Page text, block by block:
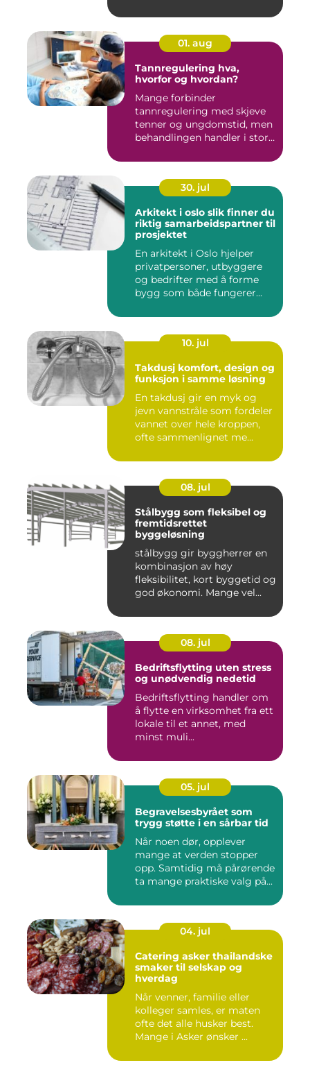
01. aug
Tannregulering hva,
hvorfor og hvordan?
Mange forbinder
tannregulering med skjeve
tenner og ungdomstid, men
behandlingen handler i stor
30. jul
Arkitekt i oslo slik finner du
riktig samarbeidspartner til
prosjektet
En arkitekt i Oslo hjelper
privatpersoner, utbyggere
og bedrifter med å forme
bygg som både fungerer...
10. jul
Takdusj komfort, design og
funksjon i samme løsning
En takdusj gir en myk og
jevn vannstråle som fordeler
vannet over hele kroppen,
ofte sammenlignet me...
08. jul
Stålbygg som fleksibel og
fremtidsrettet
byggeløsning
stålbygg gir byggherrer en
kombinasjon av høy
fleksibilitet, kort byggetid og
god økonomi. Mange vel...
08. jul
Bedriftsflytting uten stress
og unødvendig nedetid
Bedriftsflytting handler om
å flytte en virksomhet fra ett
lokale til et annet, med
minst muli...
05. jul
Begravelsesbyrået som
trygg støtte i en sårbar tid
Når noen dør, opplever
mange at verden stopper
opp. Samtidig må pårørende
ta mange praktiske valg på...
04. jul
Catering asker thailandske
smaker til selskap og
hverdag
Når venner, familie eller
kolleger samles, er maten
ofte det alle husker best.
Mange i Asker ønsker ...